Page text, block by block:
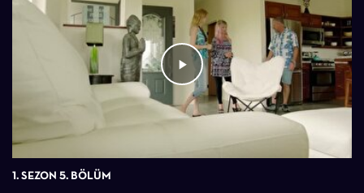
1. SEZON 5. BÖLÜM